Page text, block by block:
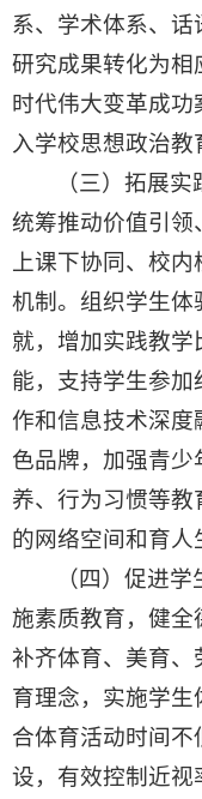
系、学术体系、
研究成果转化为相
时代伟大变革成
入学校思想政治教
（三）拓展
统筹推动价值引领
上课下协同、校
机制。组织学生体
就，增加实践教
能，支持学生参加
作和信息技术深度
色品牌，加强青
养、行为习惯等
的网络空间和育人
（四）促进
施素质教育，健全
补齐体育、美育、
育理念，实施学
合体育活动时间
设，有效控制近视